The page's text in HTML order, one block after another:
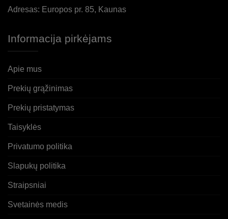
Adresas: Europos pr. 85, Kaunas
Informacija pirkėjams
Apie mus
Prekių grąžinimas
Prekių pristatymas
Taisyklės
Privatumo politika
Slapukų politika
Straipsniai
Svetainės medis